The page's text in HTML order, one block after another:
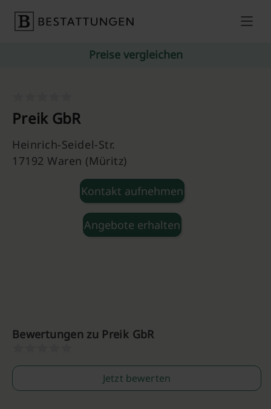
Preise vergleichen
Preik GbR
Heinrich-Seidel-Str.
17192 Waren (Müritz)
Kontakt aufnehmen
Angebote erhalten
Bewertungen zu Preik GbR
Jetzt bewerten